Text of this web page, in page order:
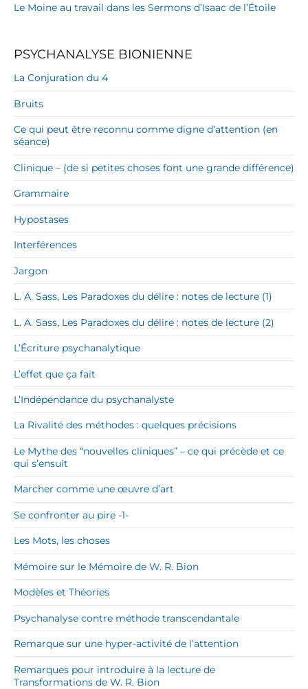
Le Moine au travail dans les Sermons d’Isaac de l’Étoile
PSYCHANALYSE BIONIENNE
La Conjuration du 4
Bruits
Ce qui peut être reconnu comme digne d’attention (en
séance)
Clinique – (de si petites choses font une grande différence)
Grammaire
Hypostases
Interférences
Jargon
L. A. Sass, Les Paradoxes du délire : notes de lecture (1)
L. A. Sass, Les Paradoxes du délire : notes de lecture (2)
L’Écriture psychanalytique
L’effet que ça fait
L’Indépendance du psychanalyste
La Rivalité des méthodes : quelques précisions
Le Mythe des “nouvelles cliniques” – ce qui précède et ce
qui s’ensuit
Marcher comme une œuvre d’art
Se confronter au pire -1-
Les Mots, les choses
Mémoire sur le Mémoire de W. R. Bion
Modèles et Théories
Psychanalyse contre méthode transcendantale
Remarque sur une hyper-activité de l’attention
Remarques pour introduire à la lecture de
Transformations de W. R. Bion